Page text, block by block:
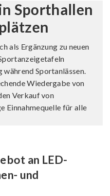
Sporthallen
als Ergänzung zu neuen
Sportanlässen.
Wiedergabe von
Verkauf von
Einnahmequelle für alle
an LED-
und